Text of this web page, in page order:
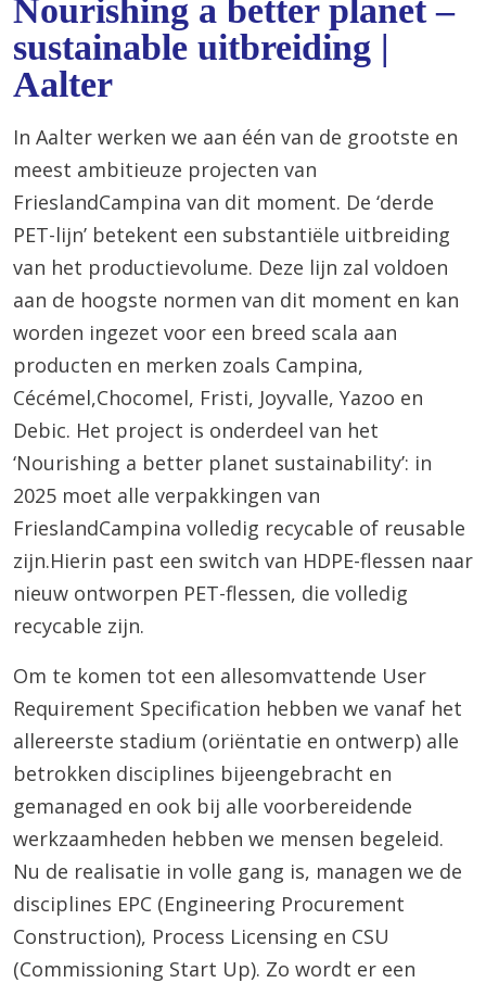
Nourishing a better planet –
sustainable uitbreiding |
Aalter
In Aalter werken we aan één van de grootste en
meest ambitieuze projecten van
FrieslandCampina van dit moment. De ‘derde
PET-lijn’ betekent een substantiële uitbreiding
van het productievolume. Deze lijn zal voldoen
aan de hoogste normen van dit moment en kan
worden ingezet voor een breed scala aan
producten en merken zoals Campina,
Cécémel,Chocomel, Fristi, Joyvalle, Yazoo en
Debic. Het project is onderdeel van het
‘Nourishing a better planet sustainability’: in
2025 moet alle verpakkingen van
FrieslandCampina volledig recycable of reusable
zijn.Hierin past een switch van HDPE-flessen naar
nieuw ontworpen PET-flessen, die volledig
recycable zijn.
Om te komen tot een allesomvattende User
Requirement Specification hebben we vanaf het
allereerste stadium (oriëntatie en ontwerp) alle
betrokken disciplines bijeengebracht en
gemanaged en ook bij alle voorbereidende
werkzaamheden hebben we mensen begeleid.
Nu de realisatie in volle gang is, managen we de
disciplines EPC (Engineering Procurement
Construction), Process Licensing en CSU
(Commissioning Start Up). Zo wordt er een